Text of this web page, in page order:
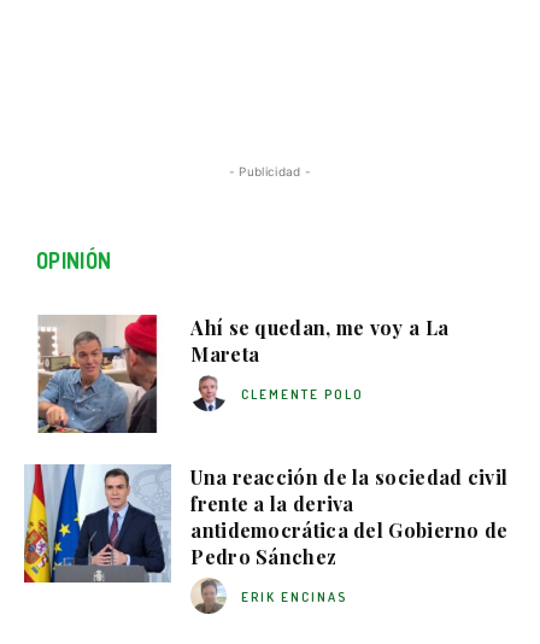
- Publicidad -
OPINIÓN
Ahí se quedan, me voy a La
Mareta
CLEMENTE POLO
Una reacción de la sociedad civil
frente a la deriva
antidemocrática del Gobierno de
Pedro Sánchez
ERIK ENCINAS